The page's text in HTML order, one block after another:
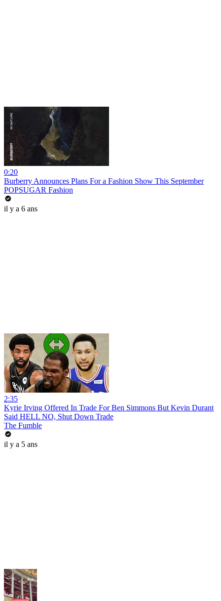
0:20
Burberry Announces Plans For a Fashion Show This September
POPSUGAR Fashion
il y a 6 ans
2:35
Kyrie Irving Offered In Trade For Ben Simmons But Kevin Durant
Said HELL NO, Shut Down Trade
The Fumble
il y a 5 ans